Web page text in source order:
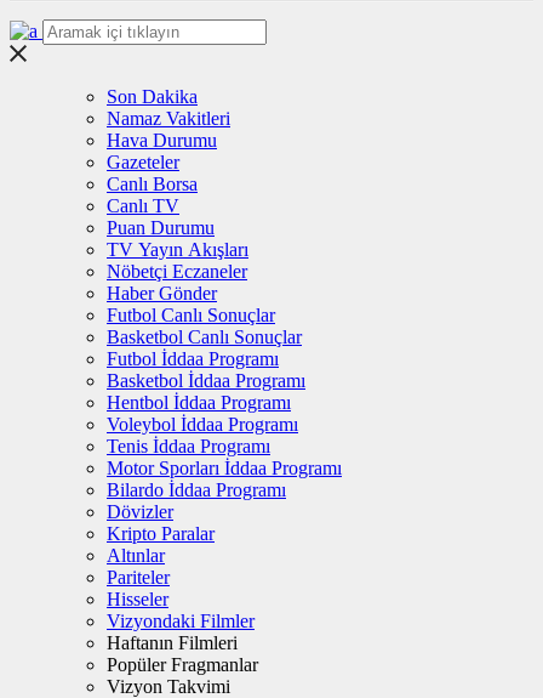
Son Dakika
Namaz Vakitleri
Hava Durumu
Gazeteler
Canlı Borsa
Canlı TV
Puan Durumu
TV Yayın Akışları
Nöbetçi Eczaneler
Haber Gönder
Futbol Canlı Sonuçlar
Basketbol Canlı Sonuçlar
Futbol İddaa Programı
Basketbol İddaa Programı
Hentbol İddaa Programı
Voleybol İddaa Programı
Tenis İddaa Programı
Motor Sporları İddaa Programı
Bilardo İddaa Programı
Dövizler
Kripto Paralar
Altınlar
Pariteler
Hisseler
Vizyondaki Filmler
Haftanın Filmleri
Popüler Fragmanlar
Vizyon Takvimi